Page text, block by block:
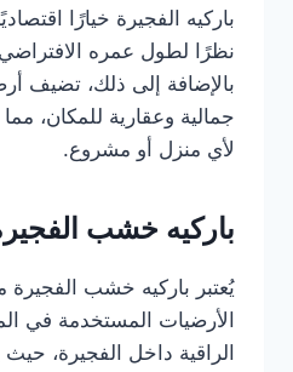
باركيه الفجيرة خيارًا
نظرًا لطول عمره
بالإضافة إلى ذلك، تضيف
جمالية وعقارية للمكان، مما
لأي منزل أو مشروع.
باركيه خشب
يُعتبر باركيه خشب الفجيرة
الأرضيات المستخدمة في
الراقية داخل الفجيرة،